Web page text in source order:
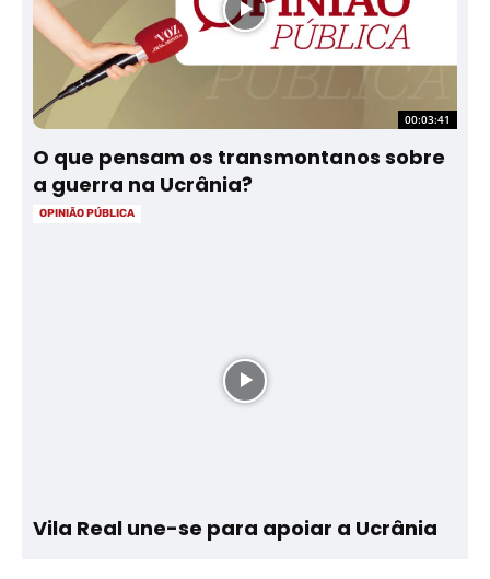
00:03:41
O que pensam os transmontanos sobre
a guerra na Ucrânia?
OPINIÃO PÚBLICA
Vila Real une-se para apoiar a Ucrânia